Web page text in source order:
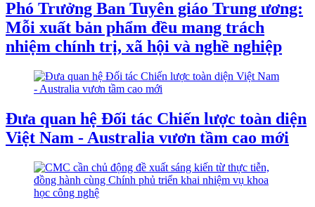
Phó Trưởng Ban Tuyên giáo Trung ương:
Mỗi xuất bản phẩm đều mang trách
nhiệm chính trị, xã hội và nghề nghiệp
Đưa quan hệ Đối tác Chiến lược toàn diện
Việt Nam - Australia vươn tầm cao mới